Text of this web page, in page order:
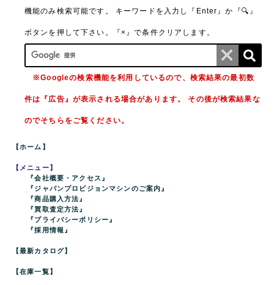
機能のみ検索可能です。 キーワードを入力し『Enter』か『🔍』
ボタンを押して下さい。『×』で条件クリアします。
※Googleの検索機能を利用しているので、検索結果の最初数
件は『広告』が表示される場合があります。 その後が検索結果な
のでそちらをご覧ください。
【ホーム】
【メニュー】
『会社概要・アクセス』
『ジャパンプロビジョンマシンのご案内』
『商品購入方法』
『買取査定方法』
『プライバシーポリシー』
『採用情報』
【最新カタログ】
【在庫一覧】